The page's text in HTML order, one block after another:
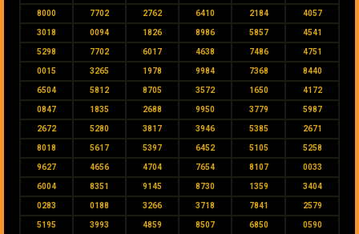
8000 7702 2762 6410 2184 4057
3018 0094 1826 8986 5857 4541
5298 7702 6017 4638 7486 4751
0015 3265 1978 9984 7368 8440
6504 5812 8705 3572 1650 4172
0847 1835 2688 9950 3779 5987
2672 5280 3817 3946 5385 2671
8018 5617 5397 6452 5105 5258
9627 4656 4704 7654 8107 0033
6004 8351 9145 8730 1359 3404
0283 0188 3266 3718 7841 2579
5195 3993 4859 8507 6850 0590